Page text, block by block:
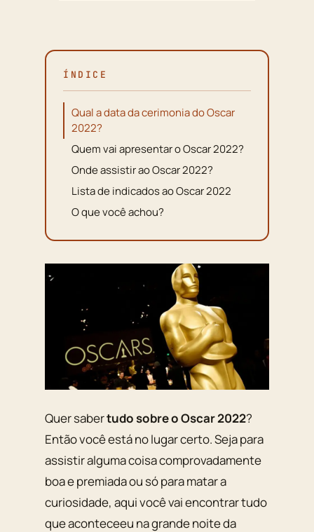
ÍNDICE
Qual a data da cerimonia do Oscar
2022?
Quem vai apresentar o Oscar 2022?
Onde assistir ao Oscar 2022?
Lista de indicados ao Oscar 2022
O que você achou?
Quer sabertudo sobre o Oscar 2022?
Então você está no lugar certo. Seja para
assistir alguma coisa comprovadamente
boa e premiada ou só para matar a
curiosidade, aqui você vai encontrar tudo
que aconteceeu na grande noite da